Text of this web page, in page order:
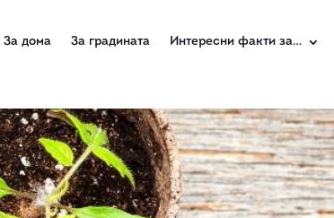
За дома За градината Интересни факти за…